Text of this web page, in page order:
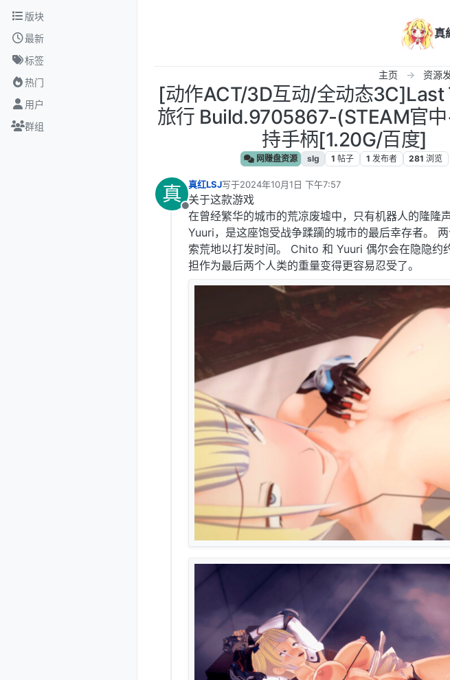
跳转至内容
版块
最新
标签
热门
用户
群组
真
主页 资源
[动作ACT/3D互动/全动态3C]Last
旅行 Build.9705867-(STEAM官
持手柄[1.20G/百度]
网赚盘资源 slg 1 帖子 1 发布者 281 浏览
真
离线
真红LSJ写于2024年10月1日 下午7:57
最后由 编辑
关于这款游戏
在曾经繁华的城市的荒凉废墟中，只有机器人的隆隆
Yuuri，是这座饱受战争蹂躏的城市的最后幸存者。
索荒地以打发时间。 Chito 和 Yuuri 偶尔会在隐隐约
担作为最后两个人类的重量变得更容易忍受了。